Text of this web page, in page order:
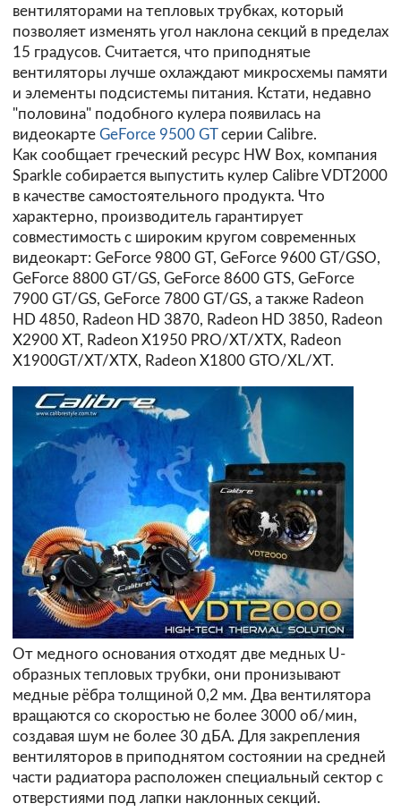
вентиляторами на тепловых трубках, который
позволяет изменять угол наклона секций в пределах
15 градусов. Считается, что приподнятые
вентиляторы лучше охлаждают микросхемы памяти
и элементы подсистемы питания. Кстати, недавно
"половина" подобного кулера появилась на
видеокарте GeForce 9500 GTсерии Calibre.
Как сообщает греческий ресурс HW Box, компания
Sparkle собирается выпустить кулер Calibre VDT2000
в качестве самостоятельного продукта. Что
характерно, производитель гарантирует
совместимость с широким кругом современных
видеокарт: GeForce 9800 GT, GeForce 9600 GT/GSO,
GeForce 8800 GT/GS, GeForce 8600 GTS, GeForce
7900 GT/GS, GeForce 7800 GT/GS, а также Radeon
HD 4850, Radeon HD 3870, Radeon HD 3850, Radeon
X2900 XT, Radeon X1950 PRO/XT/XTX, Radeon
X1900GT/XT/XTX, Radeon X1800 GTO/XL/XT.
От медного основания отходят две медных U-
образных тепловых трубки, они пронизывают
медные рёбра толщиной 0,2 мм. Два вентилятора
вращаются со скоростью не более 3000 об/мин,
создавая шум не более 30 дБА. Для закрепления
вентиляторов в приподнятом состоянии на средней
части радиатора расположен специальный сектор с
отверстиями под лапки наклонных секций.